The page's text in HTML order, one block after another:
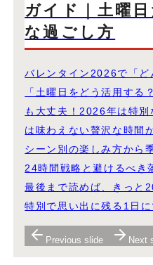
ガイド｜土曜
な過ごし方
バレンタイン2026で「ど
「土曜日をどう活用する
も大丈夫！2026年は特
は味わえない贅沢な時間
シーン別の楽しみ方から
24時間戦略と避けるべき
最後まで読めば、きっと
特別で思い出に残る1日
Previous slide Next